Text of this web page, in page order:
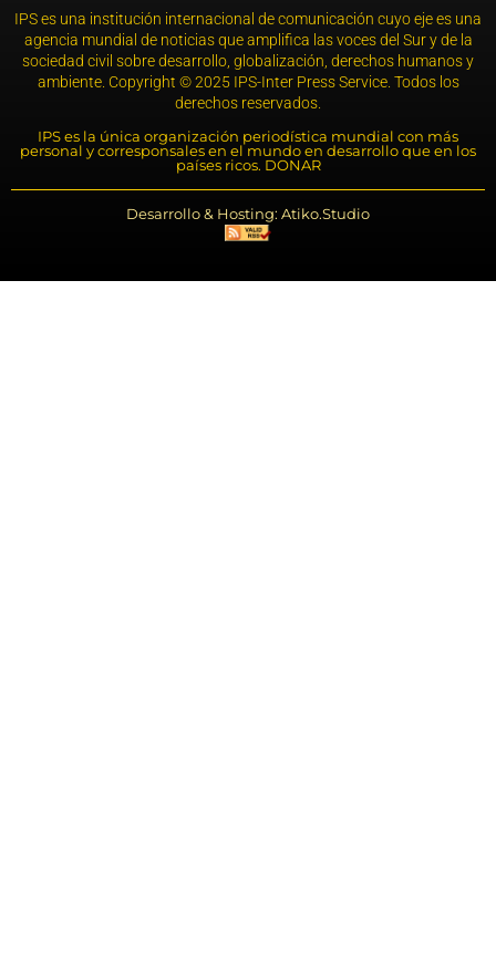
IPS es una institución internacional de comunicación cuyo eje es una
agencia mundial de noticias que amplifica las voces del Sur y de la
sociedad civil sobre desarrollo, globalización, derechos humanos y
ambiente. Copyright © 2025 IPS-Inter Press Service. Todos los
derechos reservados.
IPS es la única organización periodística mundial con más
personal y corresponsales en el mundo en desarrollo que en los
países ricos. DONAR
Desarrollo & Hosting: Atiko.Studio